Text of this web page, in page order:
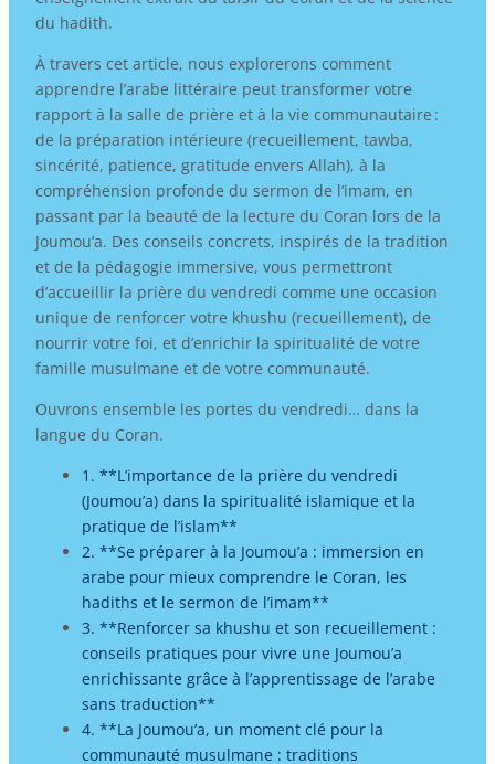
du hadith.
À travers cet article, nous explorerons comment
apprendre l’arabe littéraire peut transformer votre
rapport à la salle de prière et à la vie communautaire :
de la préparation intérieure (recueillement, tawba,
sincérité, patience, gratitude envers Allah), à la
compréhension profonde du sermon de l’imam, en
passant par la beauté de la lecture du Coran lors de la
Joumou’a. Des conseils concrets, inspirés de la tradition
et de la pédagogie immersive, vous permettront
d’accueillir la prière du vendredi comme une occasion
unique de renforcer votre khushu (recueillement), de
nourrir votre foi, et d’enrichir la spiritualité de votre
famille musulmane et de votre communauté.
Ouvrons ensemble les portes du vendredi… dans la
langue du Coran.
1. **L’importance de la prière du vendredi
(Joumou’a) dans la spiritualité islamique et la
pratique de l’islam**
2. **Se préparer à la Joumou’a : immersion en
arabe pour mieux comprendre le Coran, les
hadiths et le sermon de l’imam**
3. **Renforcer sa khushu et son recueillement :
conseils pratiques pour vivre une Joumou’a
enrichissante grâce à l’apprentissage de l’arabe
sans traduction**
4. **La Joumou’a, un moment clé pour la
communauté musulmane : traditions